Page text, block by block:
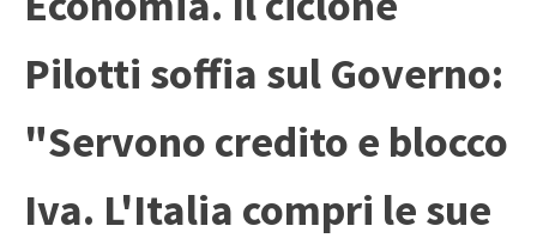
Pilotti soffia sul Governo:
"Servono credito e blocco
Iva. L'Italia compri le sue